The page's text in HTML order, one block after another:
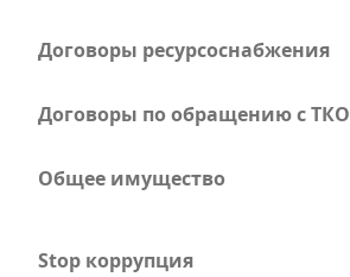
Договоры ресурсоснабжения
Договоры по обращению с ТКО
Общее имущество
Stop коррупция